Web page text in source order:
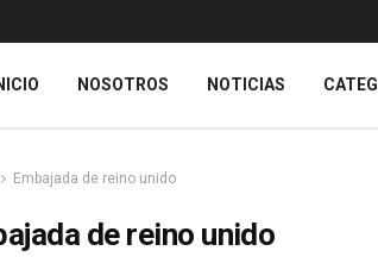
NOSOTROS NOTICIAS
Embajada de reino unido
de reino unido